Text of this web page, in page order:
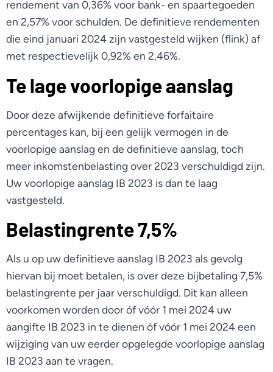
rendement van 0,36% voor bank- en spaartegoeden
en 2,57% voor schulden. De definitieve rendementen
die eind januari 2024 zijn vastgesteld wijken (flink) af
met respectievelijk 0,92% en 2,46%.
Te lage voorlopige aanslag
Door deze afwijkende definitieve forfaitaire
percentages kan, bij een gelijk vermogen in de
voorlopige aanslag en de definitieve aanslag, toch
meer inkomstenbelasting over 2023 verschuldigd zijn.
Uw voorlopige aanslag IB 2023 is dan te laag
vastgesteld.
Belastingrente 7,5%
Als u op uw definitieve aanslag IB 2023 als gevolg
hiervan bij moet betalen, is over deze bijbetaling 7,5%
belastingrente per jaar verschuldigd. Dit kan alleen
voorkomen worden door óf vóór 1 mei 2024 uw
aangifte IB 2023 in te dienen óf vóór 1 mei 2024 een
wijziging van uw eerder opgelegde voorlopige aanslag
IB 2023 aan te vragen.